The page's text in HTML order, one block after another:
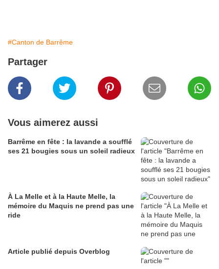
#Canton de Barrême
Partager
Vous aimerez aussi
Barrême en fête : la lavande a soufflé
ses 21 bougies sous un soleil radieux
À La Melle et à la Haute Melle, la
mémoire du Maquis ne prend pas une
ride
Article publié depuis Overblog